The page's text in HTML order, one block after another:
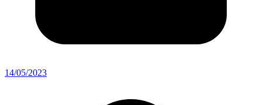
14/05/2023